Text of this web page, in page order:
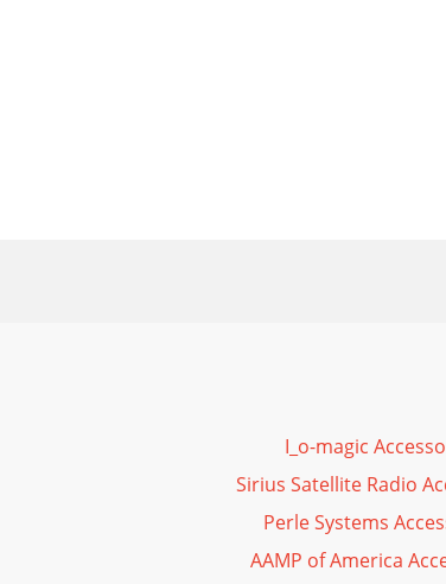
I_o-magic
Sirius Satellite Radio
Perle Systems
AAMP of America